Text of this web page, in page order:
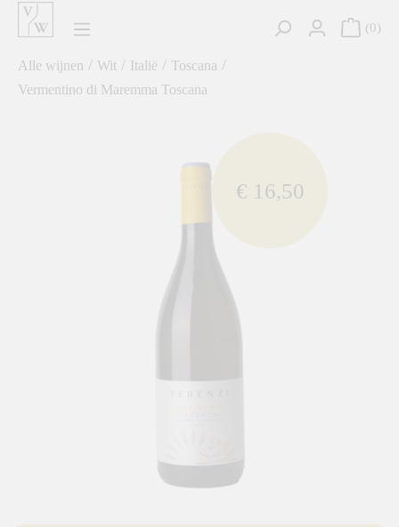
0
Alle wijnen / Wit / Italië / Toscana /
Vermentino di Maremma Toscana
€ 16,50